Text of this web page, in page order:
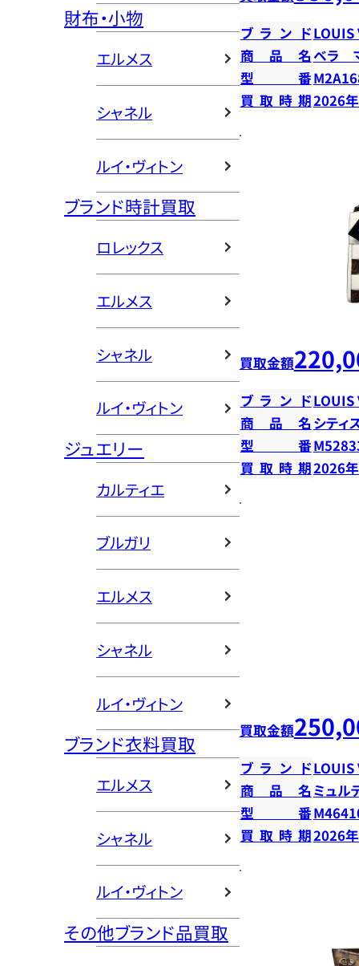
財布・小物
エルメス
シャネル
ルイ・ヴィトン
ブランド時計買取
ロレックス
エルメス
シャネル
ルイ・ヴィトン
ジュエリー
カルティエ
ブルガリ
エルメス
シャネル
ルイ・ヴィトン
ブランド衣料買取
エルメス
シャネル
ルイ・ヴィトン
その他ブランド品買取
ブランドLOUIS
商品名ベラ
型番
買取時期2026
買取金額
ブランドLOUIS
商品名 シティ
型番
買取時期2026
買取金額
ブランドLOUIS
商品名 ミュル
型番
買取時期2026